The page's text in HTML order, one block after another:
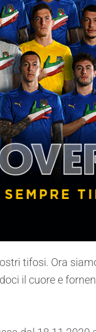
tifosi. Ora
il cuore e